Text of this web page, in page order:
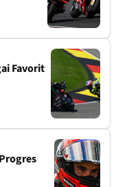
Favorit